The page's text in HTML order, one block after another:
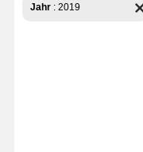
Jahr : 2019